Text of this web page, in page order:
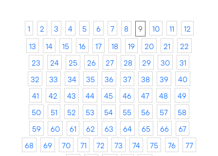
1 2 3 4 5 6 7 8 9 10 11
12
13
14 15 16 17 18 19 20 21
22
23
24 25 26 27 28 29 30
31
32
33 34 35 36 37 38 39
40
41
42 43 44 45 46 47 48
49
50
51 52 53 54 55 56 57
58
59
60 61 62 63 64 65 66
67
68
69 70 71 72 73 74 75 76
77